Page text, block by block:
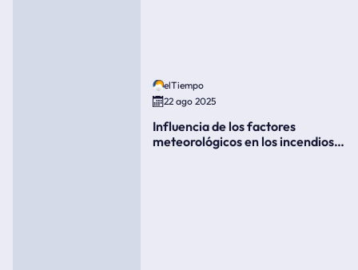
elTiempo
22 ago 2025
Influencia de los factores
meteorológicos en los incendios